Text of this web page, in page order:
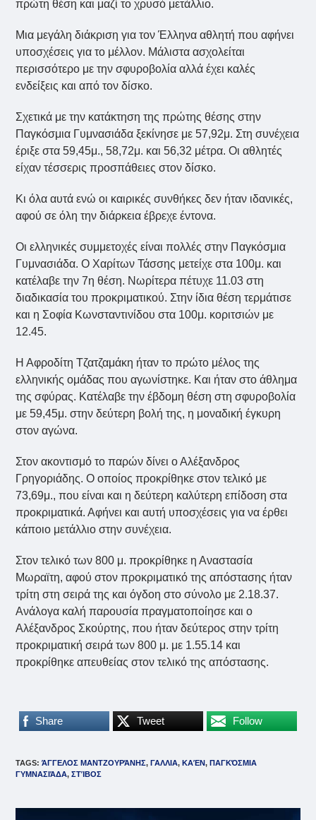
πρώτη θέση και μαζί το χρυσό μετάλλιο.
Μια μεγάλη διάκριση για τον Έλληνα αθλητή που αφήνει
υποσχέσεις για το μέλλον. Μάλιστα ασχολείται
περισσότερο με την σφυροβολία αλλά έχει καλές
ενδείξεις και από τον δίσκο.
Σχετικά με την κατάκτηση της πρώτης θέσης στην
Παγκόσμια Γυμνασιάδα ξεκίνησε με 57,92μ. Στη συνέχεια
έριξε στα 59,45μ., 58,72μ. και 56,32 μέτρα. Οι αθλητές
είχαν τέσσερις προσπάθειες στον δίσκο.
Κι όλα αυτά ενώ οι καιρικές συνθήκες δεν ήταν ιδανικές,
αφού σε όλη την διάρκεια έβρεχε έντονα.
Οι ελληνικές συμμετοχές είναι πολλές στην Παγκόσμια
Γυμνασιάδα. Ο Χαρίτων Τάσσης μετείχε στα 100μ. και
κατέλαβε την 7η θέση. Νωρίτερα πέτυχε 11.03 στη
διαδικασία του προκριματικού. Στην ίδια θέση τερμάτισε
και η Σοφία Κωνσταντινίδου στα 100μ. κοριτσιών με
12.45.
Η Αφροδίτη Τζατζαμάκη ήταν το πρώτο μέλος της
ελληνικής ομάδας που αγωνίστηκε. Και ήταν στο άθλημα
της σφύρας. Κατέλαβε την έβδομη θέση στη σφυροβολία
με 59,45μ. στην δεύτερη βολή της, η μοναδική έγκυρη
στον αγώνα.
Στον ακοντισμό το παρών δίνει ο Αλέξανδρος
Γρηγοριάδης. Ο οποίος προκρίθηκε στον τελικό με
73,69μ., που είναι και η δεύτερη καλύτερη επίδοση στα
προκριματικά. Αφήνει και αυτή υποσχέσεις για να έρθει
κάποιο μετάλλιο στην συνέχεια.
Στον τελικό των 800 μ. προκρίθηκε η Αναστασία
Μωραϊτη, αφού στον προκριματικό της απόστασης ήταν
τρίτη στη σειρά της και όγδοη στο σύνολο με 2.18.37.
Ανάλογα καλή παρουσία πραγματοποίησε και ο
Αλέξανδρος Σκούρτης, που ήταν δεύτερος στην τρίτη
προκριματική σειρά των 800 μ. με 1.55.14 και
προκρίθηκε απευθείας στον τελικό της απόστασης.
Share Tweet Follow
TAGS:ΆΓΓΕΛΟΣ ΜΑΝΤΖΟΥΡΆΝΗΣ, ΓΑΛΛΙΑ, ΚΑΈΝ, ΠΑΓΚΌΣΜΙΑ
ΓΥΜΝΑΣΙΆΔΑ, ΣΤΊΒΟΣ